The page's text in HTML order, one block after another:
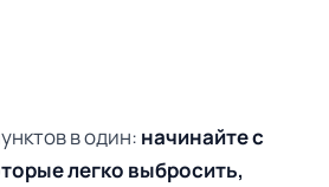
в один: начинайте с
легко выбросить,